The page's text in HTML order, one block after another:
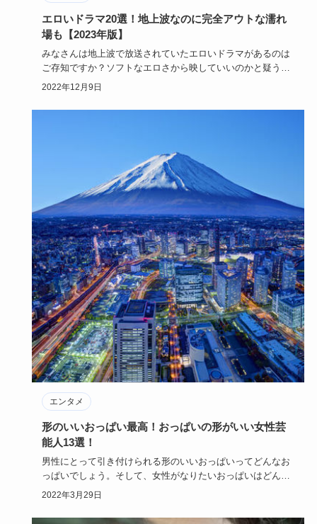
エロいドラマ20選！地上波なのに完全アウトな濡れ
場も【2023年版】
みなさんは地上波で放送されていたエロいドラマがあるのは
ご存知ですか？ソフトなエロさから映していいのかと疑うほ
どの過激なシー…
2022年12月9日
エンタメ
形のいいおっぱい最高！おっぱいの形がいい女性芸
能人13選！
男性にとって引き付けられる形のいいおっぱいってどんなお
っぱいでしょう。そして、女性がなりたいおっぱいはどんな
おっぱいでしょ…
2022年3月29日